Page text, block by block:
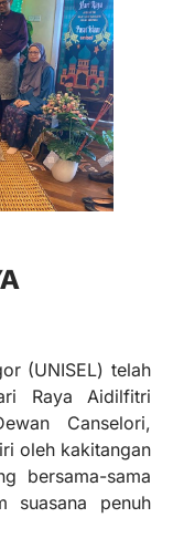
(UNISEL) telah
Raya Aidilfitri
Canselori,
oleh kakitangan
bersama-sama
suasana penuh